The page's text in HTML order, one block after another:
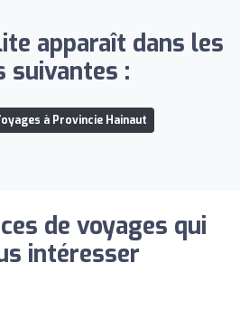
apparaît dans les
suivantes :
à Provincie Hainaut
de voyages qui
intéresser